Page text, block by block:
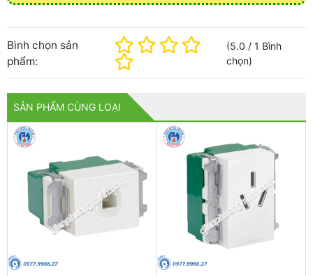
Bình chọn sản
phẩm:
(5.0 /1 Bình
chọn)
SẢN PHẨM CÙNG LOẠI